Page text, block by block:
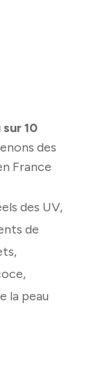
10
des
France
des UV,
de
la peau